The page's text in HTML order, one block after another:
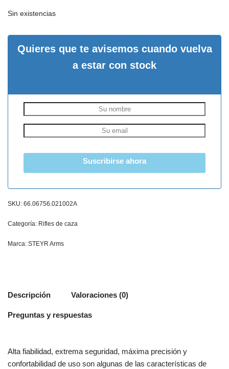
Sin existencias
Quieres que te avisemos cuando vuelva
a estar con stock
Suscribirse ahora
SKU: 66.06756.021002A
Categoría: Rifles de caza
Marca: STEYR Arms
Descripción Valoraciones (0)
Preguntas y respuestas
Alta fiabilidad, extrema seguridad, máxima precisión y
confortabilidad de uso son algunas de las características de